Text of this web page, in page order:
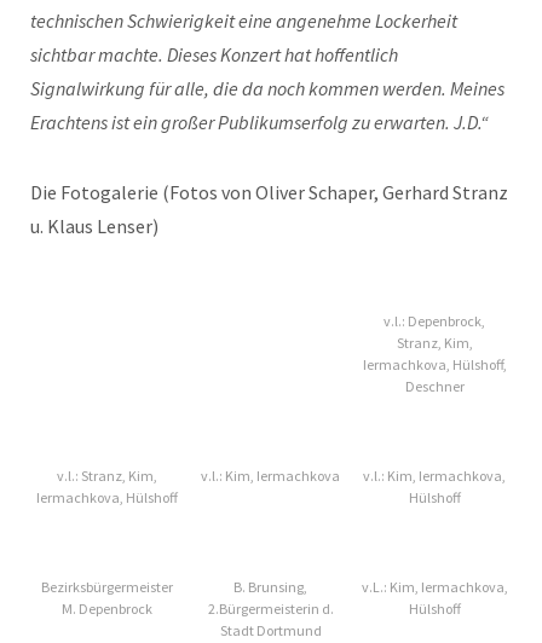
technischen Schwierigkeit eine angenehme Lockerheit
sichtbar machte. Dieses Konzert hat hoffentlich
Signalwirkung für alle, die da noch kommen werden. Meines
Erachtens ist ein großer Publikumserfolg zu erwarten. J.D.“
Die Fotogalerie (Fotos von Oliver Schaper, Gerhard Stranz
u. Klaus Lenser)
v.l.: Depenbrock,
Stranz, Kim,
Iermachkova, Hülshoff,
Deschner
v.l.: Stranz, Kim,
Iermachkova, Hülshoff
v.l.: Kim, Iermachkova
v.l.: Kim, Iermachkova,
Hülshoff
Bezirksbürgermeister
M. Depenbrock
B. Brunsing,
2.Bürgermeisterin d.
Stadt Dortmund
v.L.: Kim, Iermachkova,
Hülshoff